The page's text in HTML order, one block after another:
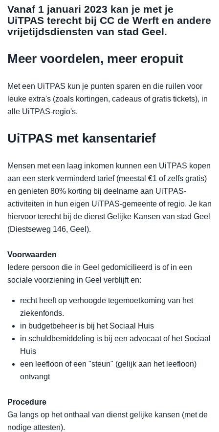
Vanaf 1 januari 2023 kan je met je
UiTPAS terecht bij CC de Werft en andere
vrijetijdsdiensten van stad Geel.
Meer voordelen, meer eropuit
Met een UiTPAS kun je punten sparen en die ruilen voor
leuke extra's (zoals kortingen, cadeaus of gratis tickets), in
alle UiTPAS-regio's.
UiTPAS met kansentarief
Mensen met een laag inkomen kunnen een UiTPAS kopen
aan een sterk verminderd tarief (meestal €1 of zelfs gratis)
en genieten 80% korting bij deelname aan UiTPAS-
activiteiten in hun eigen UiTPAS-gemeente of regio. Je kan
hiervoor terecht bij de dienst Gelijke Kansen van stad Geel
(Diestseweg 146, Geel).
Voorwaarden
Iedere persoon die in Geel gedomicilieerd is of in een
sociale voorziening in Geel verblijft en:
recht heeft op verhoogde tegemoetkoming van het
ziekenfonds.
in budgetbeheer is bij het Sociaal Huis
in schuldbemiddeling is bij een advocaat of het Sociaal
Huis
een leefloon of een "steun" (gelijk aan het leefloon)
ontvangt
Procedure
Ga langs op het onthaal van dienst gelijke kansen (met de
nodige attesten).